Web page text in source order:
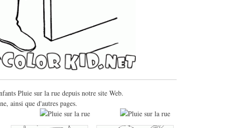
Pluie sur la rue depuis notre site Web.
ainsi que d'autres pages.